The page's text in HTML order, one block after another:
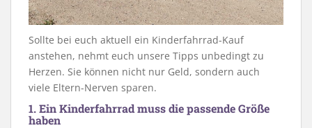
Sollte bei euch aktuell ein Kinderfahrrad-Kauf
anstehen, nehmt euch unsere Tipps unbedingt zu
Herzen. Sie können nicht nur Geld, sondern auch
viele Eltern-Nerven sparen.
1. Ein Kinderfahrrad muss die passende Größe
haben